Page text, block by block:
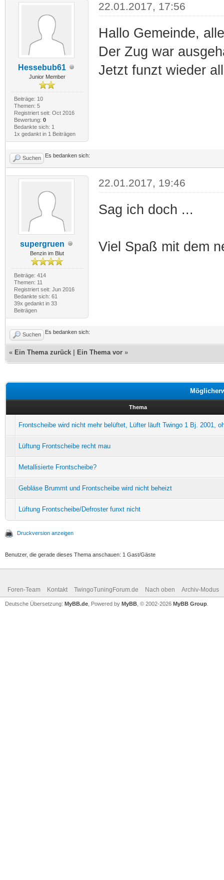
Hessebub61
Junior Member
Beiträge: 10
Themen: 5
Registriert seit: Oct 2016
Bewertung: 0
Bedankte sich: 1
1x gedankt in 1 Beiträgen
22.01.2017, 17:56
Hallo Gemeinde,
Der Zug war
Jetzt funzt wieder
Suchen Es bedanken sich:
supergruen
Benzin im Blut
Beiträge: 414
Themen: 11
Registriert seit: Jun 2016
Bedankte sich: 61
39x gedankt in 33
Beiträgen
22.01.2017, 19:46
Sag ich doch ...
Viel Spaß mit dem
Suchen Es bedanken sich:
« Ein Thema zurück Ein Thema vor »
Thema
Frontscheibe wird nicht mehr belüftet, Lüfter läuft Twingo 1 Bj. 2001,
Lüftung Frontscheibe recht mau
Metallisierte Frontscheibe?
Gebläse Brummt und Frontscheibe wird nicht beheizt
Lüftung Frontscheibe/Defroster funxt nicht
Druckversion anzeigen
Benutzer, die gerade dieses Thema anschauen: 1 Gast/Gäste
Foren-Team Kontakt TwingoTuningForum.de Nach oben Archiv-Modus
Deutsche Übersetzung: MyBB.de , Powered by MyBB , © 2002-2026 MyBB Group